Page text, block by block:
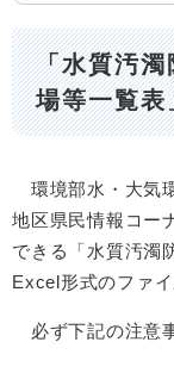
「水質汚
場等一覧
環境部水・大気
地区県民情報コー
できる「水質汚濁
Excel形式のファ
必ず下記の注意